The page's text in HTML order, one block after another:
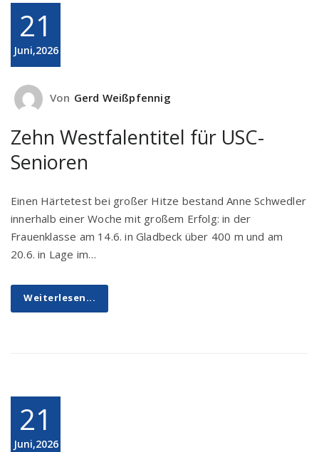
21
Juni,2026
Von Gerd Weißpfennig
Zehn Westfalentitel für USC-
Senioren
Einen Härtetest bei großer Hitze bestand Anne Schwedler
innerhalb einer Woche mit großem Erfolg: in der
Frauenklasse am 14.6. in Gladbeck über 400 m und am
20.6. in Lage im…
Weiterlesen...
21
Juni,2026